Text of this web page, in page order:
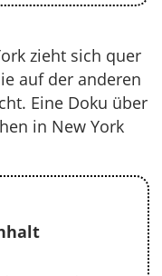
zieht sich quer
auf der anderen
Eine Doku über
in New York